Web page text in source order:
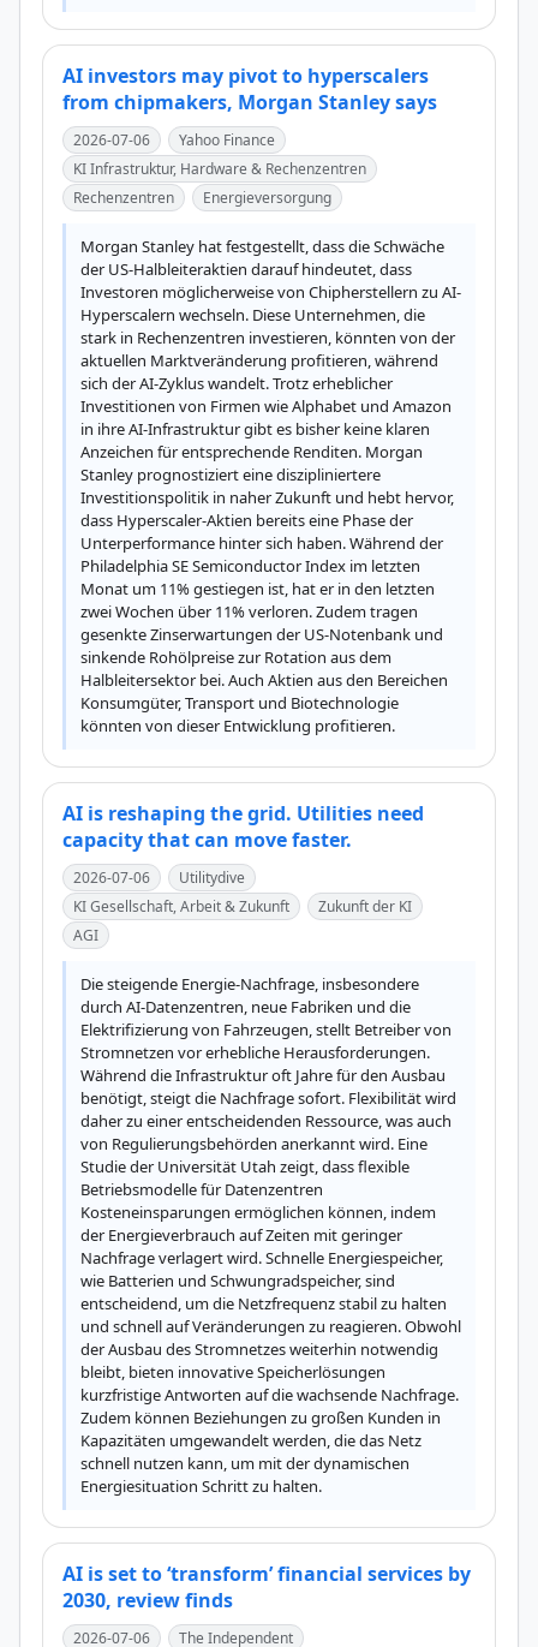
AI investors may pivot to hyperscalers
from chipmakers, Morgan Stanley says
2026-07-06
Yahoo Finance
KI Infrastruktur, Hardware & Rechenzentren
Rechenzentren
Energieversorgung
Morgan Stanley hat festgestellt, dass die Schwäche
der US-Halbleiteraktien darauf hindeutet, dass
Investoren möglicherweise von Chipherstellern zu AI-
Hyperscalern wechseln. Diese Unternehmen, die
stark in Rechenzentren investieren, könnten von der
aktuellen Marktveränderung profitieren, während
sich der AI-Zyklus wandelt. Trotz erheblicher
Investitionen von Firmen wie Alphabet und Amazon
in ihre AI-Infrastruktur gibt es bisher keine klaren
Anzeichen für entsprechende Renditen. Morgan
Stanley prognostiziert eine diszipliniertere
Investitionspolitik in naher Zukunft und hebt hervor,
dass Hyperscaler-Aktien bereits eine Phase der
Unterperformance hinter sich haben. Während der
Philadelphia SE Semiconductor Index im letzten
Monat um 11% gestiegen ist, hat er in den letzten
zwei Wochen über 11% verloren. Zudem tragen
gesenkte Zinserwartungen der US-Notenbank und
sinkende Rohölpreise zur Rotation aus dem
Halbleitersektor bei. Auch Aktien aus den Bereichen
Konsumgüter, Transport und Biotechnologie
könnten von dieser Entwicklung profitieren.
AI is reshaping the grid. Utilities need
capacity that can move faster.
2026-07-06
Utilitydive
KI Gesellschaft, Arbeit & Zukunft
Zukunft der KI
AGI
Die steigende Energie-Nachfrage, insbesondere
durch AI-Datenzentren, neue Fabriken und die
Elektrifizierung von Fahrzeugen, stellt Betreiber von
Stromnetzen vor erhebliche Herausforderungen.
Während die Infrastruktur oft Jahre für den Ausbau
benötigt, steigt die Nachfrage sofort. Flexibilität wird
daher zu einer entscheidenden Ressource, was auch
von Regulierungsbehörden anerkannt wird. Eine
Studie der Universität Utah zeigt, dass flexible
Betriebsmodelle für Datenzentren
Kosteneinsparungen ermöglichen können, indem
der Energieverbrauch auf Zeiten mit geringer
Nachfrage verlagert wird. Schnelle Energiespeicher,
wie Batterien und Schwungradspeicher, sind
entscheidend, um die Netzfrequenz stabil zu halten
und schnell auf Veränderungen zu reagieren. Obwohl
der Ausbau des Stromnetzes weiterhin notwendig
bleibt, bieten innovative Speicherlösungen
kurzfristige Antworten auf die wachsende Nachfrage.
Zudem können Beziehungen zu großen Kunden in
Kapazitäten umgewandelt werden, die das Netz
schnell nutzen kann, um mit der dynamischen
Energiesituation Schritt zu halten.
AI is set to ‘transform’ financial services by
2030, review finds
2026-07-06 The Independent